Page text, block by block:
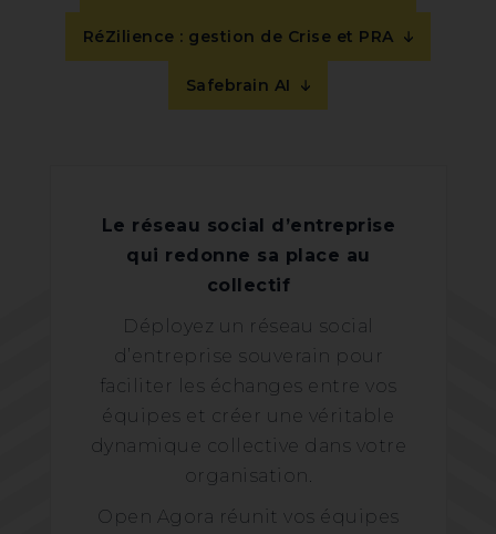
RéZilience : gestion de Crise et PRA
Safebrain AI
Le réseau social d’entreprise
qui redonne sa place au
collectif
Déployez un réseau social
d’entreprise souverain pour
faciliter les échanges entre vos
équipes et créer une véritable
dynamique collective dans votre
organisation.
Open Agora réunit vos équipes